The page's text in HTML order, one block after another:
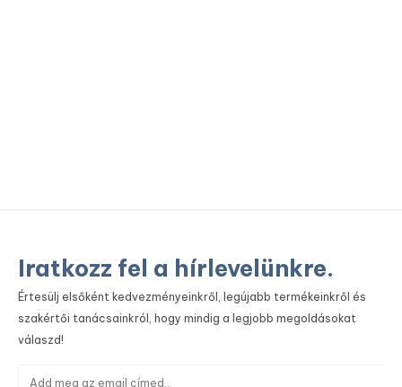
Iratkozz fel a hírlevelünkre.
Értesülj elsőként kedvezményeinkről, legújabb termékeinkről és
szakértői tanácsainkról, hogy mindig a legjobb megoldásokat
válaszd!